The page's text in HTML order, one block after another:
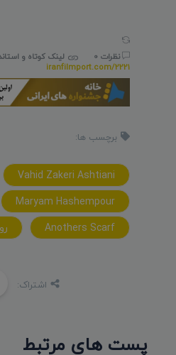
نظرات 0
لینک کوتاه و
iranfilmport.com/2221
برچسب ها:
Vahid Zakeri Ashtiani
Maryam Hashempour
Anothers Scarf
اشتراک:
پست های مرتبط